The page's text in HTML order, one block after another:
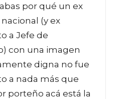
por qué un ex
(y ex
a Jefe de
con una imagen
digna no fue
a nada más que
porteño acá está la